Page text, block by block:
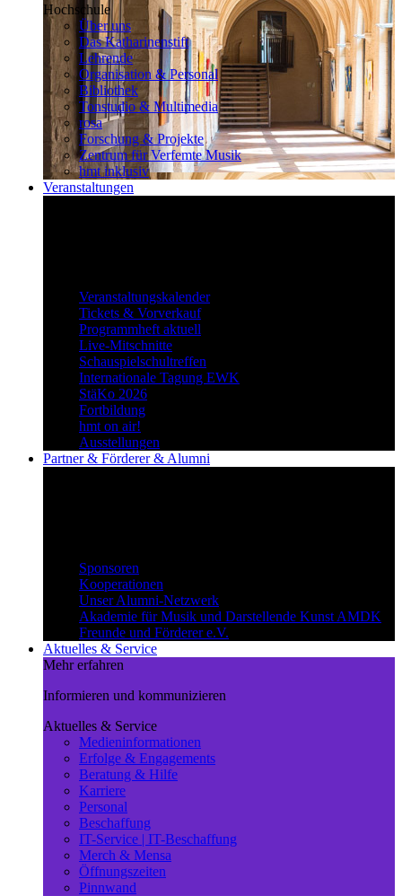
Hochschule
Über uns
Das Katharinenstift
Lehrende
Organisation & Personal
Bibliothek
Tonstudio & Multimedia
rosa
Forschung & Projekte
Zentrum für Verfemte Musik
hmt inklusiv
Veranstaltungen
Veranstaltungskalender
Tickets & Vorverkauf
Programmheft aktuell
Live-Mitschnitte
Schauspielschultreffen
Internationale Tagung EWK
StäKo 2026
Fortbildung
hmt on air!
Ausstellungen
Partner & Förderer & Alumni
Sponsoren
Kooperationen
Unser Alumni-Netzwerk
Akademie für Musik und Darstellende Kunst AMDK
Freunde und Förderer e.V.
Aktuelles & Service
Mehr erfahren
Informieren und kommunizieren
Aktuelles & Service
Medieninformationen
Erfolge & Engagements
Beratung & Hilfe
Karriere
Personal
Beschaffung
IT-Service | IT-Beschaffung
Merch & Mensa
Öffnungszeiten
Pinnwand